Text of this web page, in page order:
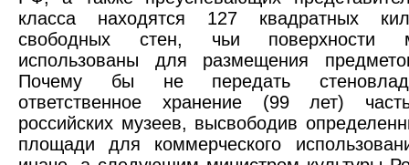
класса находятся 127 квадратных
свободных стен, чьи поверхности
использованы для размещения
Почему бы не передать
ответственное хранение (99 лет)
российских музеев, высвободив
площади для коммерческого